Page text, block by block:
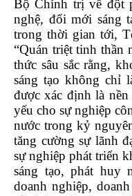
Bộ Chính trị về đột
nghệ, đổi mới sáng
trong thời gian tới,
“Quán triệt tinh thần
thức sâu sắc rằng,
sáng tạo không chỉ
được xác định là
yếu cho sự nghiệp
nước trong kỷ
tăng cường sự lãnh
sự nghiệp phát triển
sáng tạo, phát huy
doanh nghiệp,